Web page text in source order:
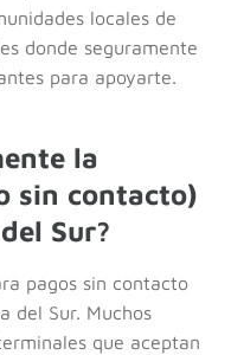
locales de
donde seguramente
para apoyarte.
la
sin contacto)
Sur?
pagos sin contacto
del Sur. Muchos
que aceptan